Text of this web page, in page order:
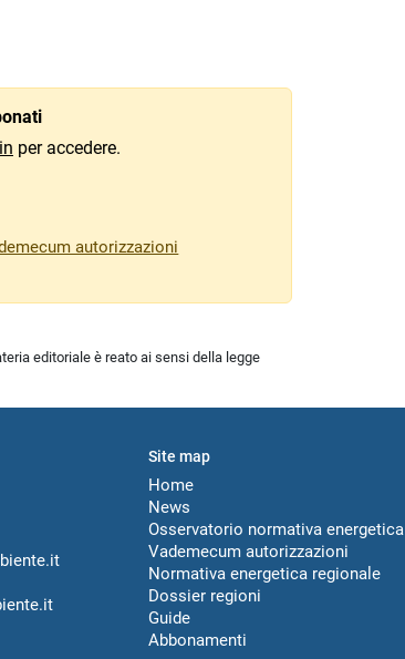
per accedere.
autorizzazioni
editoriale è reato ai sensi della legge
Site map
Home
News
Osservatorio normativa energetica
Vademecum autorizzazioni
Normativa energetica regionale
Dossier regioni
Guide
Abbonamenti